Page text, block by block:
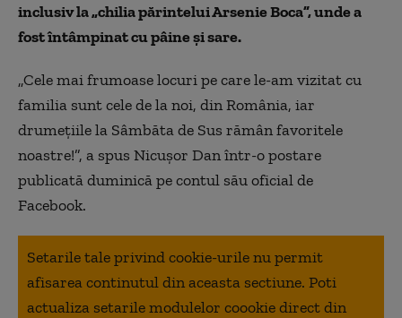
inclusiv la „chilia părintelui Arsenie Boca”, unde a
fost întâmpinat cu pâine și sare.
„Cele mai frumoase locuri pe care le-am vizitat cu
familia sunt cele de la noi, din România, iar
drumețiile la Sâmbăta de Sus rămân favoritele
noastre!”, a spus Nicușor Dan într-o postare
publicată duminică pe contul său oficial de
Facebook.
Setarile tale privind cookie-urile nu permit
afisarea continutul din aceasta sectiune. Poti
actualiza setarile modulelor coookie direct din